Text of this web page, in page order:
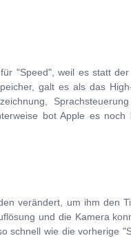
"Speed", weil es statt
galt es als das
bot Apple es
verändert, um ihm den
und die Kamera
schnell wie die vorherige